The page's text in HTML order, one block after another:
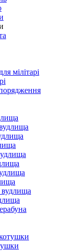
мілітарі
вудлища